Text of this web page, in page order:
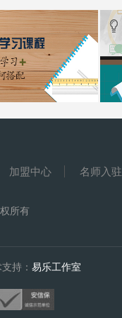
加盟中心 名师入驻
所有
持： 易乐工作室